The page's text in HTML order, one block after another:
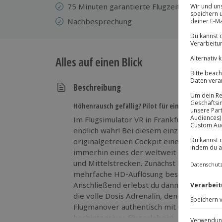
75 Minuten garantierte Flugzeit - 2
Nachbesprechung
Alles auf einen Blick
Beschreibung
Höhenrausch gefällig? Pilot für einen Tag
Im Flugsimulator VR in Frankfurt am
endlich wahr! Bei diesem einzigartigen
originalgetreuen Cockpit eines Airbus
immerhin eines der weltweit
und Mittelstrecken. Zunächst hebst du im
mehrfache HD-Auflösung beschert dir
Anschließend erlebst du dann im Full
die volle Dosis Adrenalin, denn hier
Flugmanöver authentisch mit und
hochintensives Flugerlebnis!